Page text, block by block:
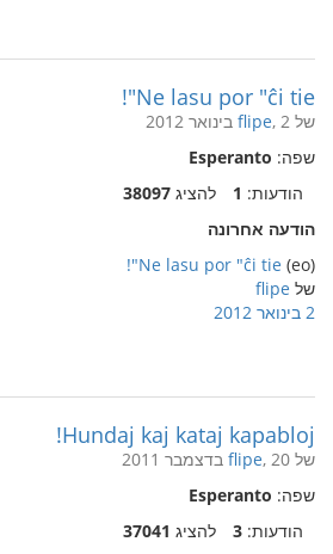
Ne lasu por "ĉi tie"!
של flipe, 2 בינואר 2012
שפה: Esperanto
הודעות: 1 להציג 38097
הודעה אחרונה
(eo)
Ne lasu por "ĉi tie"!
של flipe
2 בינואר 2012
Hundaj kaj kataj kapabloj!
של flipe, 20 בדצמבר 2011
שפה: Esperanto
הודעות: 3 להציג 37041